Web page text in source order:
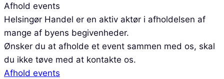
Afhold events
Helsingør Handel er en aktiv aktør i afholdelsen af
mange af byens begivenheder.
Ønsker du at afholde et event sammen med os, skal
du ikke tøve med at kontakte os.
Afhold events